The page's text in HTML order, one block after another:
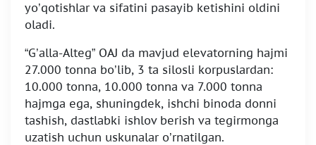
yo’qotishlar va sifatini pasayib ketishini oldini
oladi.
“G’alla-Alteg” OAJ da mavjud elevatorning hajmi
27.000 tonna bo’lib, 3 ta silosli korpuslardan:
10.000 tonna, 10.000 tonna va 7.000 tonna
hajmga ega, shuningdek, ishchi binoda donni
tashish, dastlabki ishlov berish va tegirmonga
uzatish uchun uskunalar o’rnatilgan.